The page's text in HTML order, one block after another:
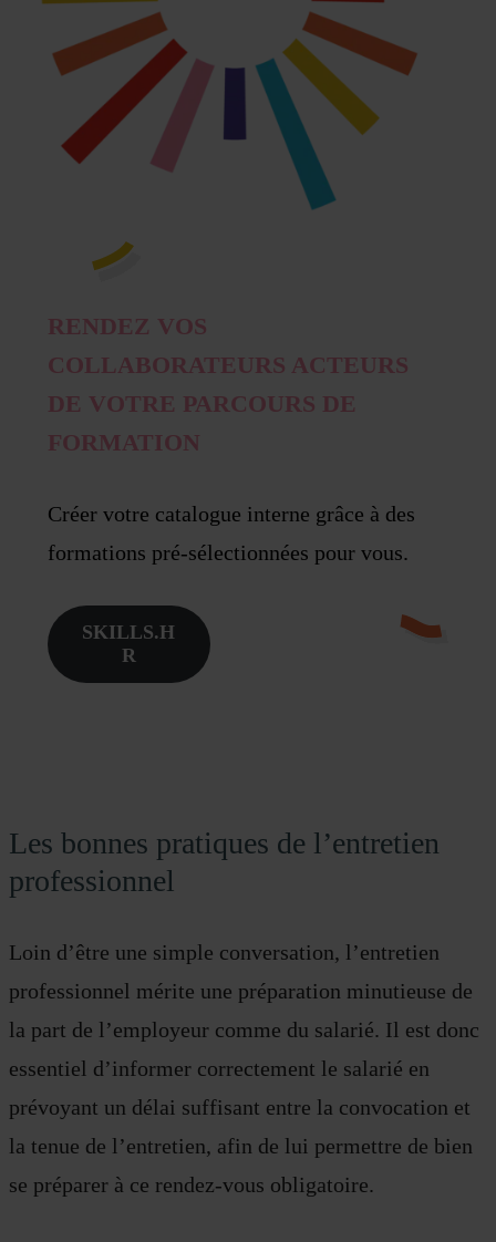
RENDEZ VOS
COLLABORATEURS ACTEURS
DE VOTRE PARCOURS DE
FORMATION
Créer votre catalogue interne grâce à des
formations pré-sélectionnées pour vous.
SKILLS.H
R
Les bonnes pratiques de l’entretien
professionnel
Loin d’être une simple conversation, l’entretien
professionnel mérite une préparation minutieuse de
la part de l’employeur comme du salarié. Il est donc
essentiel d’informer correctement le salarié en
prévoyant un délai suffisant entre la convocation et
la tenue de l’entretien, afin de lui permettre de bien
se préparer à ce rendez-vous obligatoire.